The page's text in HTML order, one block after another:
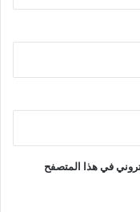
مجانا.
في هذا المتصفح